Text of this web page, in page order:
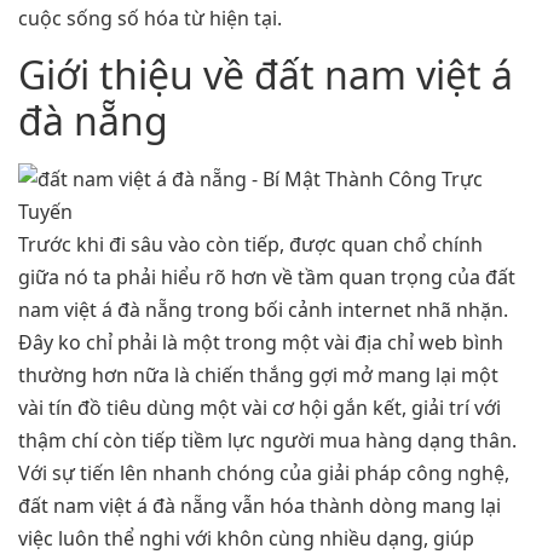
cuộc sống số hóa từ hiện tại.
Giới thiệu về đất nam việt á
đà nẵng
Trước khi đi sâu vào còn tiếp, được quan chổ chính
giữa nó ta phải hiểu rõ hơn về tầm quan trọng của đất
nam việt á đà nẵng trong bối cảnh internet nhã nhặn.
Đây ko chỉ phải là một trong một vài địa chỉ web bình
thường hơn nữa là chiến thắng gợi mở mang lại một
vài tín đồ tiêu dùng một vài cơ hội gắn kết, giải trí với
thậm chí còn tiếp tiềm lực người mua hàng dạng thân.
Với sự tiến lên nhanh chóng của giải pháp công nghệ,
đất nam việt á đà nẵng vẫn hóa thành dòng mang lại
việc luôn thể nghi với khôn cùng nhiều dạng, giúp